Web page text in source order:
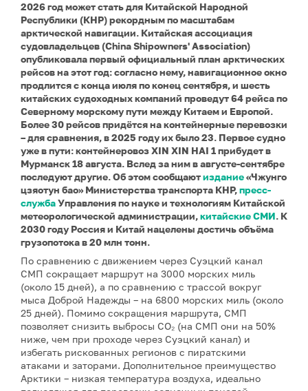
2026 год может стать для Китайской Народной
Республики (КНР) рекордным по масштабам
арктической навигации. Китайская ассоциация
судовладельцев (China Shipowners' Association)
опубликовала первый официальный план арктических
рейсов на этот год: согласно нему, навигационное окно
продлится с конца июля по конец сентября, и шесть
китайских судоходных компаний проведут 64 рейса по
Северному морскому пути между Китаем и Европой.
Более 30 рейсов придётся на контейнерные перевозки
– для сравнения, в 2025 году их было 23. Первое судно
уже в пути: контейнеровоз XIN XIN HAI 1 прибудет в
Мурманск 18 августа. Вслед за ним в августе-сентябре
последуют другие. Об этом сообщаютиздание«Чжунго
цзяотун бао» Министерства транспорта КНР,пресс-
службаУправления по науке и технологиям Китайской
метеорологической администрации,китайские СМИ. К
2030 году Россия и Китай нацелены достичь объёма
грузопотока в 20 млн тонн.
По сравнению с движением через Суэцкий канал
СМП сокращает маршрут на 3000 морских миль
(около 15 дней), а по сравнению с трассой вокруг
мыса Доброй Надежды – на 6800 морских миль (около
25 дней). Помимо сокращения маршрута, СМП
позволяет снизить выбросы CO₂ (на СМП они на 50%
ниже, чем при проходе через Суэцкий канал) и
избегать рискованных регионов с пиратскими
атаками и заторами. Дополнительное преимущество
Арктики – низкая температура воздуха, идеально